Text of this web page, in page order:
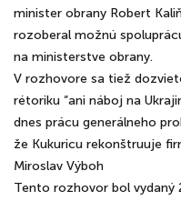
minister obrany Robert
rozoberal možnú
na ministerstve obrany.
V rozhovore sa tiež
rétoriku “ani náboj na
dnes prácu generálneho
že Kukuricu rekonštruuje
Miroslav Výboh
Tento rozhovor bol vydaný